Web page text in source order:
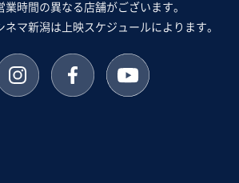
時間の異なる店舗がございます。
ネマ新潟は上映スケジュールによります。